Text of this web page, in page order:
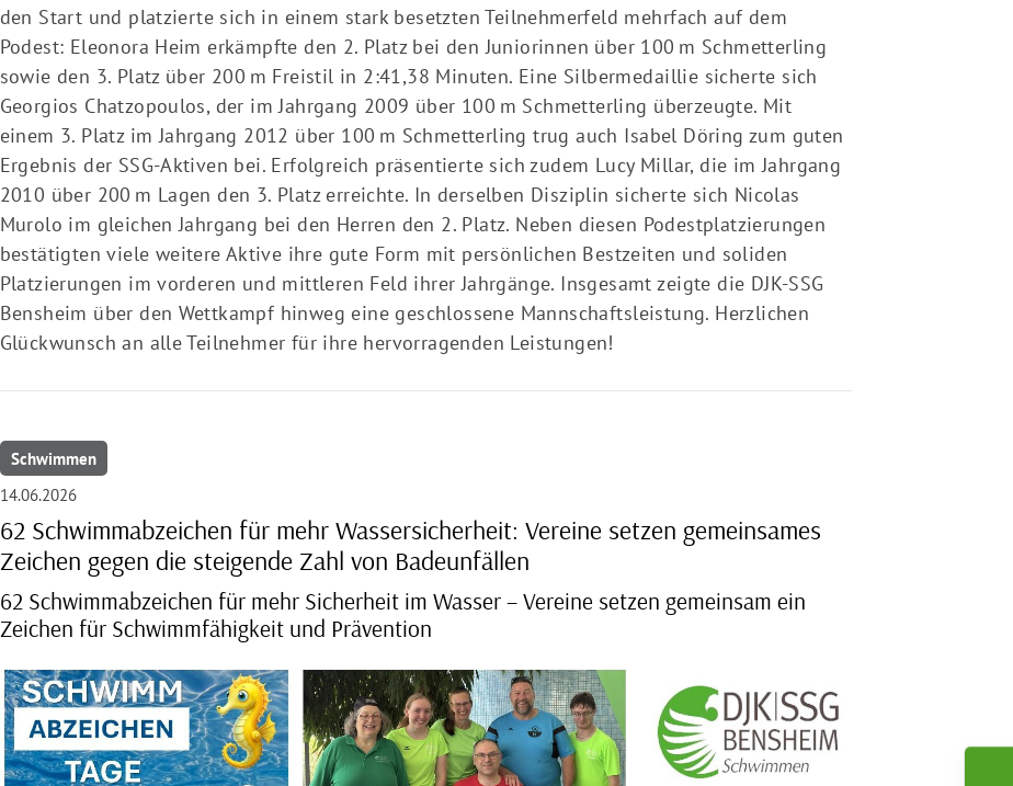
den Start und platzierte sich in einem stark besetzten Teilnehmerfeld mehrfach auf dem
Podest: Eleonora Heim erkämpfte den 2. Platz bei den Juniorinnen über 100 m Schmetterling
sowie den 3. Platz über 200 m Freistil in 2:41,38 Minuten. Eine Silbermedaillie sicherte sich
Georgios Chatzopoulos, der im Jahrgang 2009 über 100 m Schmetterling überzeugte. Mit
einem 3. Platz im Jahrgang 2012 über 100 m Schmetterling trug auch Isabel Döring zum guten
Ergebnis der SSG-Aktiven bei. Erfolgreich präsentierte sich zudem Lucy Millar, die im Jahrgang
2010 über 200 m Lagen den 3. Platz erreichte. In derselben Disziplin sicherte sich Nicolas
Murolo im gleichen Jahrgang bei den Herren den 2. Platz. Neben diesen Podestplatzierungen
bestätigten viele weitere Aktive ihre gute Form mit persönlichen Bestzeiten und soliden
Platzierungen im vorderen und mittleren Feld ihrer Jahrgänge. Insgesamt zeigte die DJK-SSG
Bensheim über den Wettkampf hinweg eine geschlossene Mannschaftsleistung. Herzlichen
Glückwunsch an alle Teilnehmer für ihre hervorragenden Leistungen!
Schwimmen
14.06.2026
62 Schwimmabzeichen für mehr Wassersicherheit: Vereine setzen gemeinsames
Zeichen gegen die steigende Zahl von Badeunfällen
62 Schwimmabzeichen für mehr Sicherheit im Wasser – Vereine setzen gemeinsam ein
Zeichen für Schwimmfähigkeit und Prävention